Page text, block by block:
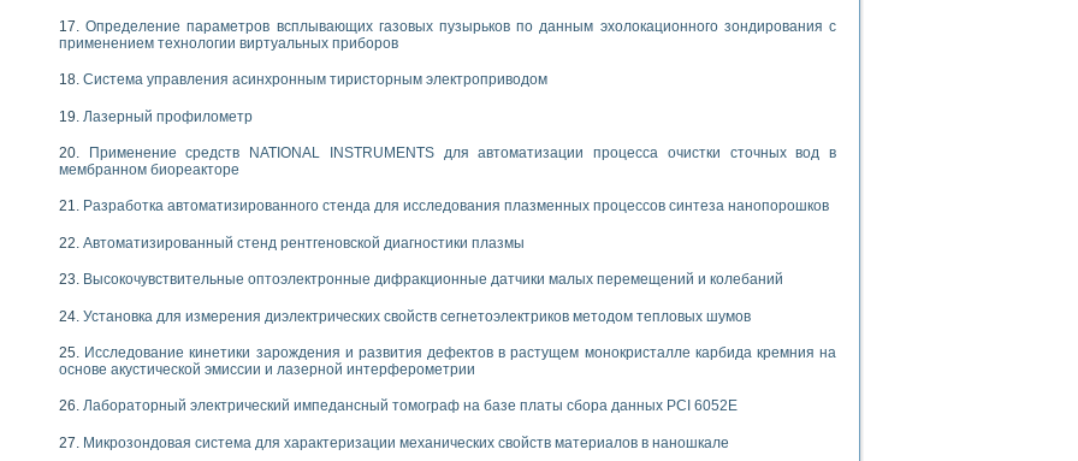
Определение параметров всплывающих газовых пузырьков по данным эхолокационного зондирования с
применением технологии виртуальных приборов
Система управления асинхронным тиристорным электроприводом
Лазерный профилометр
Применение средств NATIONAL INSTRUMENTS для автоматизации процесса очистки сточных вод в
мембранном биореакторе
Разработка автоматизированного стенда для исследования плазменных процессов синтеза нанопорошков
Автоматизированный стенд рентгеновской диагностики плазмы
Высокочувствительные оптоэлектронные дифракционные датчики малых перемещений и колебаний
Установка для измерения диэлектрических свойств сегнетоэлектриков методом тепловых шумов
Исследование кинетики зарождения и развития дефектов в растущем монокристалле карбида кремния на
основе акустической эмиссии и лазерной интерферометрии
Лабораторный электрический импедансный томограф на базе платы сбора данных PCI 6052E
Микрозондовая система для характеризации механических свойств материалов в наношкале